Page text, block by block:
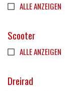
ALLE ANZEIGEN
Scooter
ALLE ANZEIGEN
Dreirad